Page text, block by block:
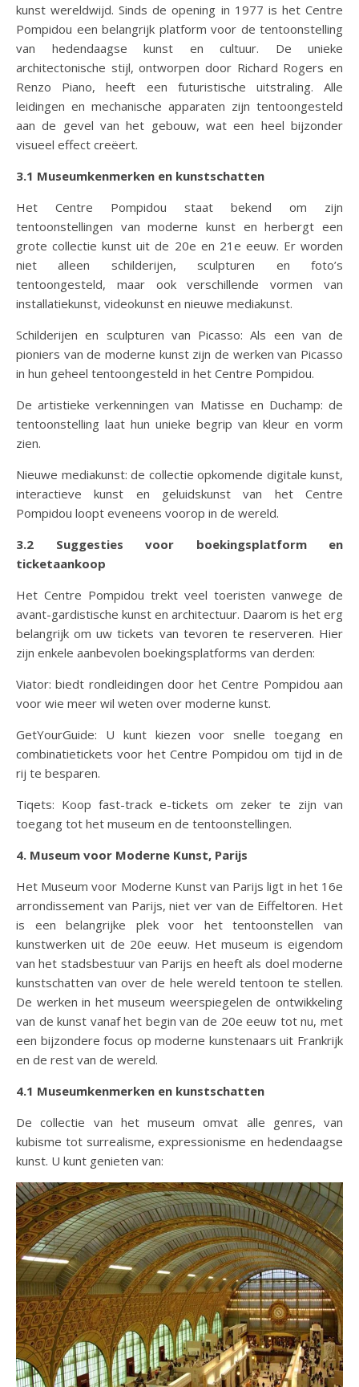
kunst wereldwijd. Sinds de opening in 1977 is het Centre
Pompidou een belangrijk platform voor de tentoonstelling
van hedendaagse kunst en cultuur. De unieke
architectonische stijl, ontworpen door Richard Rogers en
Renzo Piano, heeft een futuristische uitstraling. Alle
leidingen en mechanische apparaten zijn tentoongesteld
aan de gevel van het gebouw, wat een heel bijzonder
visueel effect creëert.
3.1 Museumkenmerken en kunstschatten
Het Centre Pompidou staat bekend om zijn
tentoonstellingen van moderne kunst en herbergt een
grote collectie kunst uit de 20e en 21e eeuw. Er worden
niet alleen schilderijen, sculpturen en foto’s
tentoongesteld, maar ook verschillende vormen van
installatiekunst, videokunst en nieuwe mediakunst.
Schilderijen en sculpturen van Picasso: Als een van de
pioniers van de moderne kunst zijn de werken van Picasso
in hun geheel tentoongesteld in het Centre Pompidou.
De artistieke verkenningen van Matisse en Duchamp: de
tentoonstelling laat hun unieke begrip van kleur en vorm
zien.
Nieuwe mediakunst: de collectie opkomende digitale kunst,
interactieve kunst en geluidskunst van het Centre
Pompidou loopt eveneens voorop in de wereld.
3.2 Suggesties voor boekingsplatform en
ticketaankoop
Het Centre Pompidou trekt veel toeristen vanwege de
avant-gardistische kunst en architectuur. Daarom is het erg
belangrijk om uw tickets van tevoren te reserveren. Hier
zijn enkele aanbevolen boekingsplatforms van derden:
Viator: biedt rondleidingen door het Centre Pompidou aan
voor wie meer wil weten over moderne kunst.
GetYourGuide: U kunt kiezen voor snelle toegang en
combinatietickets voor het Centre Pompidou om tijd in de
rij te besparen.
Tiqets: Koop fast-track e-tickets om zeker te zijn van
toegang tot het museum en de tentoonstellingen.
4. Museum voor Moderne Kunst, Parijs
Het Museum voor Moderne Kunst van Parijs ligt in het 16e
arrondissement van Parijs, niet ver van de Eiffeltoren. Het
is een belangrijke plek voor het tentoonstellen van
kunstwerken uit de 20e eeuw. Het museum is eigendom
van het stadsbestuur van Parijs en heeft als doel moderne
kunstschatten van over de hele wereld tentoon te stellen.
De werken in het museum weerspiegelen de ontwikkeling
van de kunst vanaf het begin van de 20e eeuw tot nu, met
een bijzondere focus op moderne kunstenaars uit Frankrijk
en de rest van de wereld.
4.1 Museumkenmerken en kunstschatten
De collectie van het museum omvat alle genres, van
kubisme tot surrealisme, expressionisme en hedendaagse
kunst. U kunt genieten van: